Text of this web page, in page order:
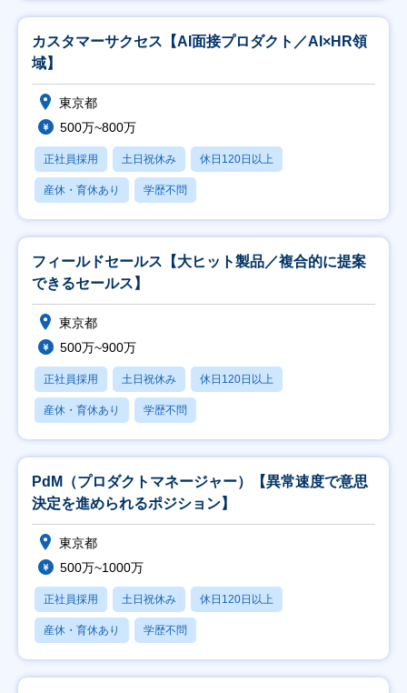
カスタマーサクセス【AI面接プロダクト／AI×HR領
域】
東京都
500万~800万
正社員採用 土日祝休み 休日120日以上
産休・育休あり 学歴不問
フィールドセールス【大ヒット製品／複合的に提案
できるセールス】
東京都
500万~900万
正社員採用 土日祝休み 休日120日以上
産休・育休あり 学歴不問
PdM（プロダクトマネージャー）【異常速度で意思
決定を進められるポジション】
東京都
500万~1000万
正社員採用 土日祝休み 休日120日以上
産休・育休あり 学歴不問